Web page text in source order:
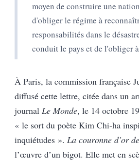
moyen de construire une
d'obliger le régime à
responsabilités dans le
conduit le pays et de l'obliger
À Paris, la commission française
diffusé cette lettre, citée dans un
journal Le Monde, le 14 octobre
« le sort du poète Kim Chi-ha
inquiétudes ». La couronne d’or
l’œuvre d’un bigot. Elle met en